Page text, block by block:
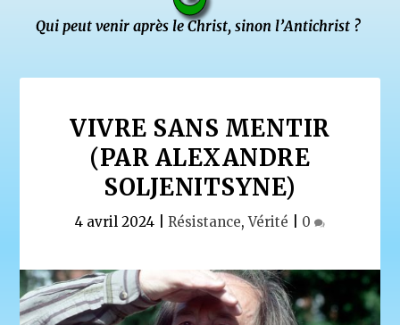
VIVRE SANS MENTIR
(PAR ALEXANDRE
SOLJENITSYNE)
4 avril 2024 Résistance,Vérité 0